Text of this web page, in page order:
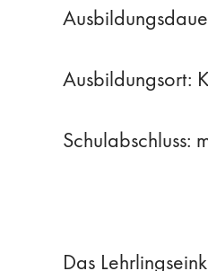
Ausbildungsort:
Schulabschluss:
Das